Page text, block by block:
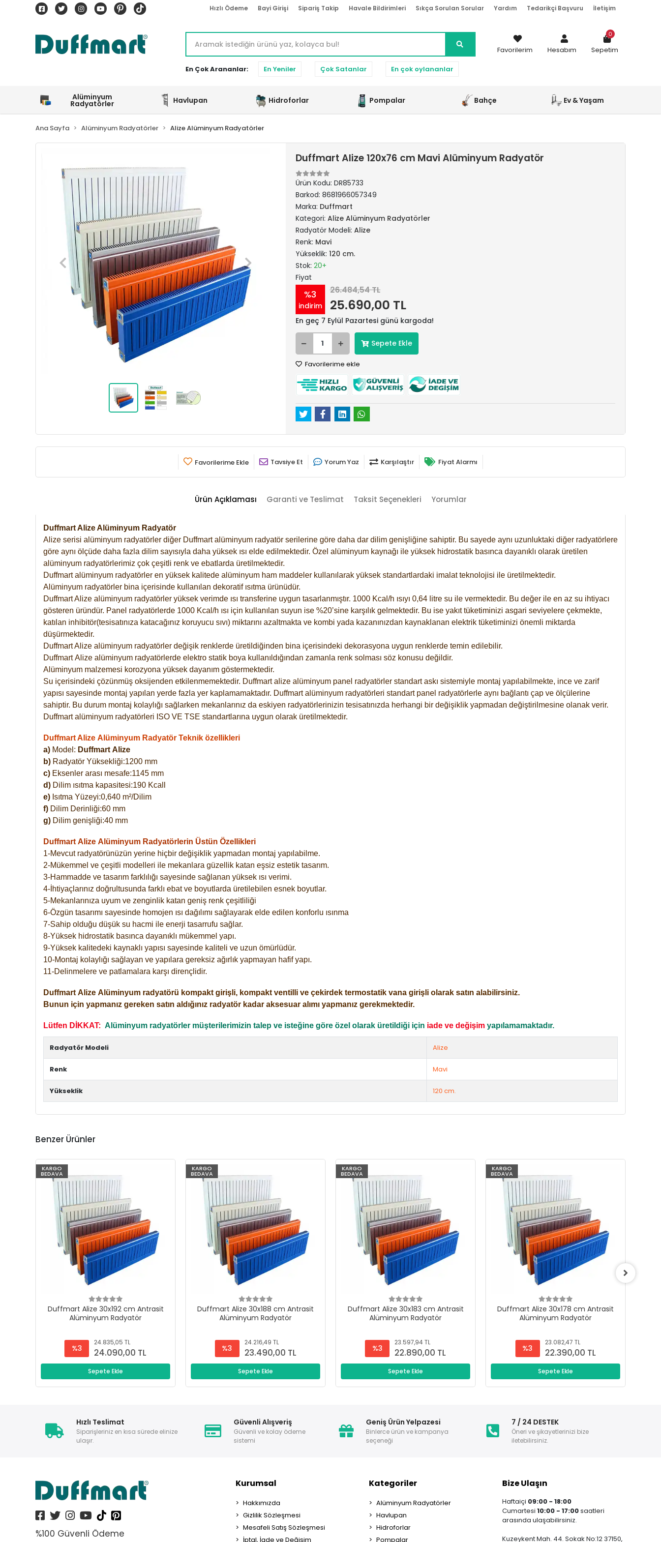
Hızlı Ödeme Bayi Girişi Sipariş Takip Havale Bildirimleri Sıkça Sorulan Sorular Yardım Tedarikçi Başvuru İletişim
En Çok Arananlar: En Yeniler Çok Satanlar En çok oylananlar
Favorilerim Hesabım Sepetim
0
Alüminyum
Radyatörler Havlupan Hidroforlar Pompalar Bahçe Ev & Yaşam
Ana Sayfa Alüminyum Radyatörler Alize Alüminyum Radyatörler
Duffmart Alize 120x76 cm Mavi Alüminyum Radyatör
Ürün Kodu: DR85733
Barkod: 8681966057349
Marka: Duffmart
Kategori: Alize Alüminyum Radyatörler
Radyatör Modeli: Alize
Renk: Mavi
Yükseklik: 120 cm.
Stok: 20+
Fiyat
%3
indirim
26.484,54 TL
25.690,00 TL
En geç 7 Eylül Pazartesi günü kargoda!
Sepete Ekle
Favorilerime ekle
Favorilerime Ekle Tavsiye Et Yorum Yaz Karşılaştır Fiyat Alarmı
Ürün Açıklaması Garanti ve Teslimat Taksit Seçenekleri Yorumlar
Duffmart Alize Alüminyum Radyatör
Alize serisi alüminyum radyatörler diğer Duffmart alüminyum radyatör serilerine göre daha dar dilim genişliğine sahiptir. Bu sayede aynı uzunluktaki diğer radyatörlere
göre aynı ölçüde daha fazla dilim sayısıyla daha yüksek ısı elde edilmektedir. Özel alüminyum kaynağı ile yüksek hidrostatik basınca dayanıklı olarak üretilen
alüminyum radyatörlerimiz çok çeşitli renk ve ebatlarda üretilmektedir.
Duffmart alüminyum radyatörler en yüksek kalitede alüminyum ham maddeler kullanılarak yüksek standartlardaki imalat teknolojisi ile üretilmektedir.
Alüminyum radyatörler bina içerisinde kullanılan dekoratif ısıtma ürünüdür.
Duffmart Alize alüminyum radyatörler yüksek verimde ısı transferine uygun tasarlanmıştır. 1000 Kcal/h ısıyı 0,64 litre su ile vermektedir. Bu değer ile en az su ihtiyacı
gösteren üründür. Panel radyatörlerde 1000 Kcal/h ısı için kullanılan suyun ise %20’sine karşılık gelmektedir. Bu ise yakıt tüketiminizi asgari seviyelere çekmekte,
katılan inhibitör(tesisatınıza katacağınız koruyucu sıvı) miktarını azaltmakta ve kombi yada kazanınızdan kaynaklanan elektrik tüketiminizi önemli miktarda
düşürmektedir.
Duffmart Alize alüminyum radyatörler değişik renklerde üretildiğinden bina içerisindeki dekorasyona uygun renklerde temin edilebilir.
DuffmartAlize alüminyum radyatörlerde elektro statik boya kullanıldığından zamanla renk solması söz konusu değildir.
Alüminyum malzemesi korozyona yüksek dayanım göstermektedir.
Su içerisindeki çözünmüş oksijenden etkilenmemektedir. Duffmart alize alüminyum panel radyatörler standart askı sistemiyle montaj yapılabilmekte, ince ve zarif
yapısı sayesinde montaj yapılan yerde fazla yer kaplamamaktadır. Duffmart alüminyum radyatörleri standart panel radyatörlerle aynı bağlantı çap ve ölçülerine
sahiptir. Bu durum montaj kolaylığı sağlarken mekanlarınız da eskiyen radyatörlerinizin tesisatınızda herhangi bir değişiklik yapmadan değiştirilmesine olanak verir.
Duffmart alüminyum radyatörleri ISO VE TSE standartlarına uygun olarak üretilmektedir.
Duffmart Alize Alüminyum Radyatör Teknik özellikleri
a) Model: Duffmart Alize
b) Radyatör Yüksekliği:1200 mm
c) Eksenler arası mesafe:1145 mm
d) Dilim ısıtma kapasitesi:190 Kcall
e) Isıtma Yüzeyi:0,640 m²/Dilim
f) Dilim Derinliği:60 mm
g) Dilim genişliği:40 mm
Duffmart Alize Alüminyum Radyatörlerin Üstün Özellikleri
1-Mevcut radyatörünüzün yerine hiçbir değişiklik yapmadan montaj yapılabilme.
2-Mükemmel ve çeşitli modelleri ile mekanlara güzellik katan eşsiz estetik tasarım.
3-Hammadde ve tasarım farklılığı sayesinde sağlanan yüksek ısı verimi.
4-İhtiyaçlarınız doğrultusunda farklı ebat ve boyutlarda üretilebilen esnek boyutlar.
5-Mekanlarınıza uyum ve zenginlik katan geniş renk çeşitliliği
6-Özgün tasarımı sayesinde homojen ısı dağılımı sağlayarak elde edilen konforlu ısınma
7-Sahip olduğu düşük su hacmi ile enerji tasarrufu sağlar.
8-Yüksek hidrostatik basınca dayanıklı mükemmel yapı.
9-Yüksek kalitedeki kaynaklı yapısı sayesinde kaliteli ve uzun ömürlüdür.
10-Montaj kolaylığı sağlayan ve yapılara gereksiz ağırlık yapmayan hafif yapı.
11-Delinmelere ve patlamalara karşı dirençlidir.
Duffmart Alize Alüminyum radyatörü kompakt girişli, kompakt ventilli ve çekirdek termostatik vana girişli olarak satın alabilirsiniz.
Bunun için yapmanız gereken satın aldığınız radyatör kadar aksesuar alımı yapmanız gerekmektedir.
Lütfen DİKKAT: Alüminyum radyatörler müşterilerimizin talep ve isteğine göre özel olarak üretildiği için iade ve değişim yapılamamaktadır.
Radyatör Modeli Alize
Renk Mavi
Yükseklik 120 cm.
Benzer Ürünler
KARGO
BEDAVA
Duffmart Alize 30x192 cm Antrasit
Alüminyum Radyatör
%3
24.835,05 TL
24.090,00 TL
Sepete Ekle
KARGO
BEDAVA
Duffmart Alize 30x188 cm Antrasit
Alüminyum Radyatör
%3
24.216,49 TL
23.490,00 TL
Sepete Ekle
KARGO
BEDAVA
Duffmart Alize 30x183 cm Antrasit
Alüminyum Radyatör
%3
23.597,94 TL
22.890,00 TL
Sepete Ekle
KARGO
BEDAVA
Duffmart Alize 30x178 cm Antrasit
Alüminyum Radyatör
%3
23.082,47 TL
22.390,00 TL
Sepete Ekle
Hızlı Teslimat
Siparişleriniz en kısa sürede elinize
ulaşır.
Güvenli Alışveriş
Güvenli ve kolay ödeme
sistemi
Geniş Ürün Yelpazesi
Binlerce ürün ve kampanya
seçeneği
7 / 24 DESTEK
Öneri ve şikayetlerinizi bize
iletebilirsiniz.
%100 Güvenli Ödeme
Kurumsal
Hakkımızda
Gizlilik Sözleşmesi
Mesafeli Satış Sözleşmesi
İptal, İade ve Değişim
Kategoriler
Alüminyum Radyatörler
Havlupan
Hidroforlar
Pompalar
Bize Ulaşın
Haftaiçi 09:00 - 18:00
Cumartesi 10:00 - 17:00saatleri
arasında ulaşabilirsiniz.
Kuzeykent Mah. 44. Sokak No:12 37150,